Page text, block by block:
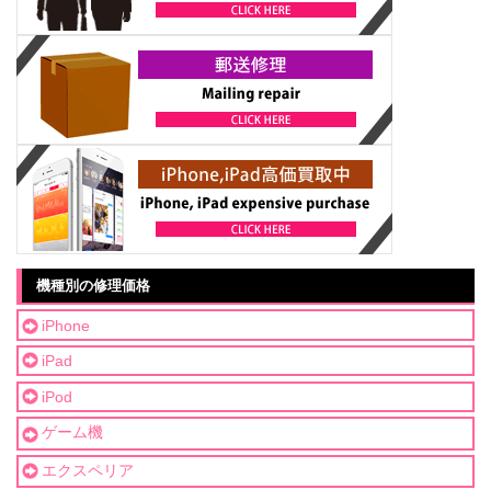
機種別の修理価格
iPhone
iPad
iPod
ゲーム機
エクスペリア